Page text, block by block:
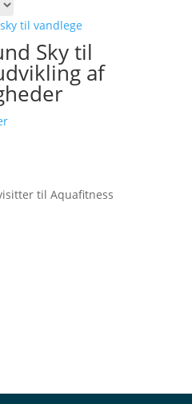
Sky til
af
til Aquafitness